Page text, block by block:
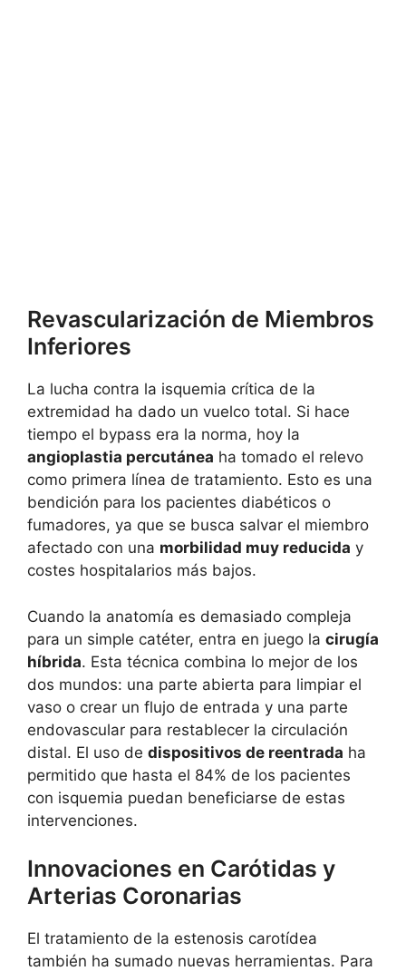
Revascularización de Miembros
Inferiores
La lucha contra la isquemia crítica de la
extremidad ha dado un vuelco total. Si hace
tiempo el bypass era la norma, hoy la
angioplastia percutánea ha tomado el relevo
como primera línea de tratamiento. Esto es una
bendición para los pacientes diabéticos o
fumadores, ya que se busca salvar el miembro
afectado con una morbilidad muy reducida y
costes hospitalarios más bajos.
Cuando la anatomía es demasiado compleja
para un simple catéter, entra en juego la cirugía
híbrida. Esta técnica combina lo mejor de los
dos mundos: una parte abierta para limpiar el
vaso o crear un flujo de entrada y una parte
endovascular para restablecer la circulación
distal. El uso de dispositivos de reentrada ha
permitido que hasta el 84% de los pacientes
con isquemia puedan beneficiarse de estas
intervenciones.
Innovaciones en Carótidas y
Arterias Coronarias
El tratamiento de la estenosis carotídea
también ha sumado nuevas herramientas. Para